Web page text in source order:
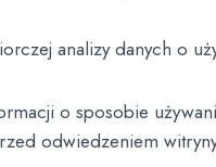
analizy danych o
o sposobie
odwiedzeniem